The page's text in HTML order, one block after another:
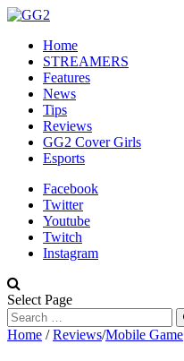
Home
STREAMERS
Features
News
Tips
Reviews
GG2 Cover Girls
Esports
Facebook
Twitter
Youtube
Twitch
Instagram
Select Page
Home /Reviews/Mobile Game